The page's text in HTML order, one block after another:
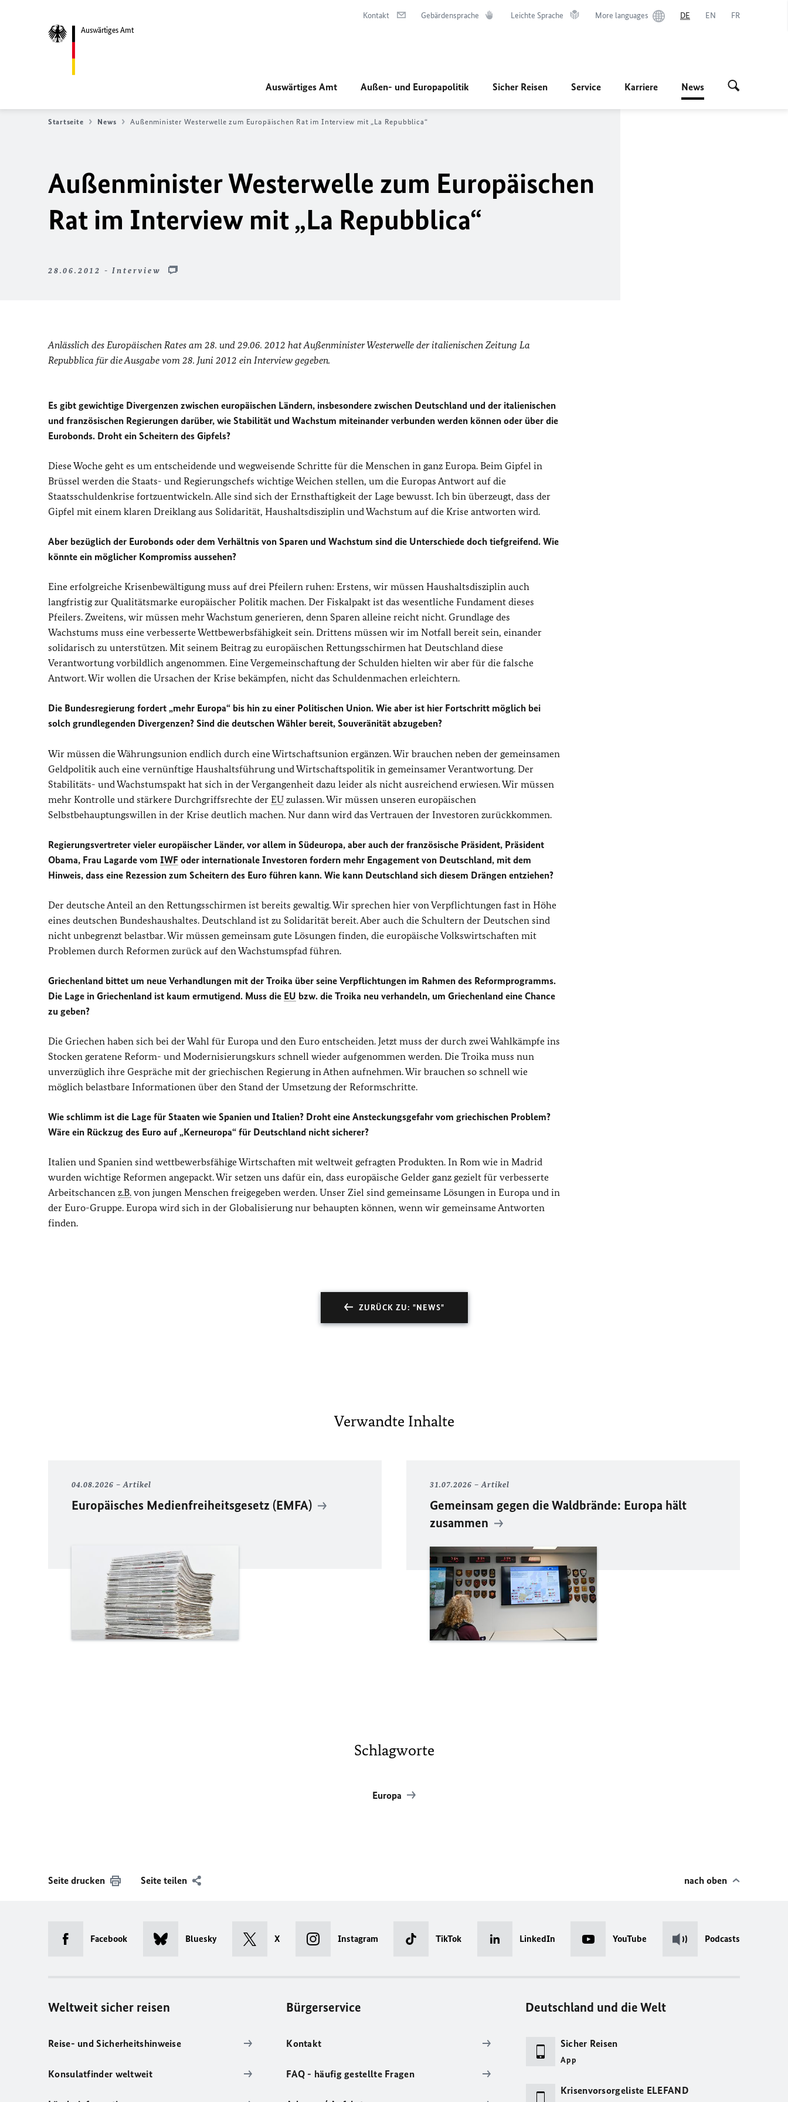
Auswärtiges Amt
Kontakt Gebärdensprache Leichte Sprache More languages DE EN FR
Auswärtiges Amt Außen- und Europapolitik Sicher Reisen Service Karriere News
Startseite News Außenminister Westerwelle zum Europäischen Rat im Interview mit „La Repubblica“
Außenminister Westerwelle zum Europäischen
Rat im Interview mit „La Repubblica“
28.06.2012 - Interview
Anlässlich des Europäischen Rates am 28. und 29.06. 2012 hat Außenminister Westerwelle der italienischen Zeitung La
Repubblica für die Ausgabe vom 28. Juni 2012 ein Interview gegeben.
Es gibt gewichtige Divergenzen zwischen europäischen Ländern, insbesondere zwischen Deutschland und der italienischen
und französischen Regierungen darüber, wie Stabilität und Wachstum miteinander verbunden werden können oder über die
Eurobonds. Droht ein Scheitern des Gipfels?
Diese Woche geht es um entscheidende und wegweisende Schritte für die Menschen in ganz Europa. Beim Gipfel in
Brüssel werden die Staats- und Regierungschefs wichtige Weichen stellen, um die Europas Antwort auf die
Staatsschuldenkrise fortzuentwickeln. Alle sind sich der Ernsthaftigkeit der Lage bewusst. Ich bin überzeugt, dass der
Gipfel mit einem klaren Dreiklang aus Solidarität, Haushaltsdisziplin und Wachstum auf die Krise antworten wird.
Aber bezüglich der Eurobonds oder dem Verhältnis von Sparen und Wachstum sind die Unterschiede doch tiefgreifend. Wie
könnte ein möglicher Kompromiss aussehen?
Eine erfolgreiche Krisenbewältigung muss auf drei Pfeilern ruhen: Erstens, wir müssen Haushaltsdisziplin auch
langfristig zur Qualitätsmarke europäischer Politik machen. Der Fiskalpakt ist das wesentliche Fundament dieses
Pfeilers. Zweitens, wir müssen mehr Wachstum generieren, denn Sparen alleine reicht nicht. Grundlage des
Wachstums muss eine verbesserte Wettbewerbsfähigkeit sein. Drittens müssen wir im Notfall bereit sein, einander
solidarisch zu unterstützen. Mit seinem Beitrag zu europäischen Rettungsschirmen hat Deutschland diese
Verantwortung vorbildlich angenommen. Eine Vergemeinschaftung der Schulden hielten wir aber für die falsche
Antwort. Wir wollen die Ursachen der Krise bekämpfen, nicht das Schuldenmachen erleichtern.
Die Bundesregierung fordert „mehr Europa“ bis hin zu einer Politischen Union. Wie aber ist hier Fortschritt möglich bei
solch grundlegenden Divergenzen? Sind die deutschen Wähler bereit, Souveränität abzugeben?
Wir müssen die Währungsunion endlich durch eine Wirtschaftsunion ergänzen. Wir brauchen neben der gemeinsamen
Geldpolitik auch eine vernünftige Haushaltsführung und Wirtschaftspolitik in gemeinsamer Verantwortung. Der
Stabilitäts- und Wachstumspakt hat sich in der Vergangenheit dazu leider als nicht ausreichend erwiesen. Wir müssen
mehr Kontrolle und stärkere Durchgriffsrechte der EU zulassen. Wir müssen unseren europäischen
Selbstbehauptungswillen in der Krise deutlich machen. Nur dann wird das Vertrauen der Investoren zurückkommen.
Regierungsvertreter vieler europäischer Länder, vor allem in Südeuropa, aber auch der französische Präsident, Präsident
Obama, Frau Lagarde vom IWF oder internationale Investoren fordern mehr Engagement von Deutschland, mit dem
Hinweis, dass eine Rezession zum Scheitern des Euro führen kann. Wie kann Deutschland sich diesem Drängen entziehen?
Der deutsche Anteil an den Rettungsschirmen ist bereits gewaltig. Wir sprechen hier von Verpflichtungen fast in Höhe
eines deutschen Bundeshaushaltes. Deutschland ist zu Solidarität bereit. Aber auch die Schultern der Deutschen sind
nicht unbegrenzt belastbar. Wir müssen gemeinsam gute Lösungen finden, die europäische Volkswirtschaften mit
Problemen durch Reformen zurück auf den Wachstumspfad führen.
Griechenland bittet um neue Verhandlungen mit der Troika über seine Verpflichtungen im Rahmen des Reformprogramms.
Die Lage in Griechenland ist kaum ermutigend. Muss die EU bzw. die Troika neu verhandeln, um Griechenland eine Chance
zu geben?
Die Griechen haben sich bei der Wahl für Europa und den Euro entscheiden. Jetzt muss der durch zwei Wahlkämpfe ins
Stocken geratene Reform- und Modernisierungskurs schnell wieder aufgenommen werden. Die Troika muss nun
unverzüglich ihre Gespräche mit der griechischen Regierung in Athen aufnehmen. Wir brauchen so schnell wie
möglich belastbare Informationen über den Stand der Umsetzung der Reformschritte.
Wie schlimm ist die Lage für Staaten wie Spanien und Italien? Droht eine Ansteckungsgefahr vom griechischen Problem?
Wäre ein Rückzug des Euro auf „Kerneuropa“ für Deutschland nicht sicherer?
Italien und Spanien sind wettbewerbsfähige Wirtschaften mit weltweit gefragten Produkten. In Rom wie in Madrid
wurden wichtige Reformen angepackt. Wir setzen uns dafür ein, dass europäische Gelder ganz gezielt für verbesserte
Arbeitschancen z.B. von jungen Menschen freigegeben werden. Unser Ziel sind gemeinsame Lösungen in Europa und in
der Euro-Gruppe. Europa wird sich in der Globalisierung nur behaupten können, wenn wir gemeinsame Antworten
finden.
ZURÜCK ZU: "NEWS"
Verwandte Inhalte
04.08.2026 Artikel
Europäisches Medienfreiheitsgesetz (EMFA)
31.07.2026 Artikel
Gemeinsam gegen die Waldbrände: Europa hält
zusammen
Schlagworte
Europa
Seite drucken Seite teilen nach oben
Facebook Bluesky X Instagram TikTok LinkedIn YouTube Podcasts
Weltweit sicher reisen
Reise- und Sicherheitshinweise
Konsulatfinder weltweit
Bürgerservice
Kontakt
FAQ - häufig gestellte Fragen
Deutschland und die Welt
Sicher Reisen
App
Krisenvorsorgeliste ELEFAND